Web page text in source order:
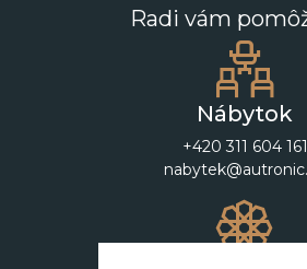
Radi vám
Nábytok
+420 311 604 161